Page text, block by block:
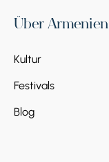
Über Armenien
Kultur
Festivals
Blog